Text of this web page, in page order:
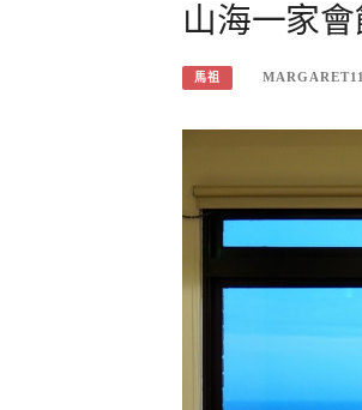
山海一家
馬祖